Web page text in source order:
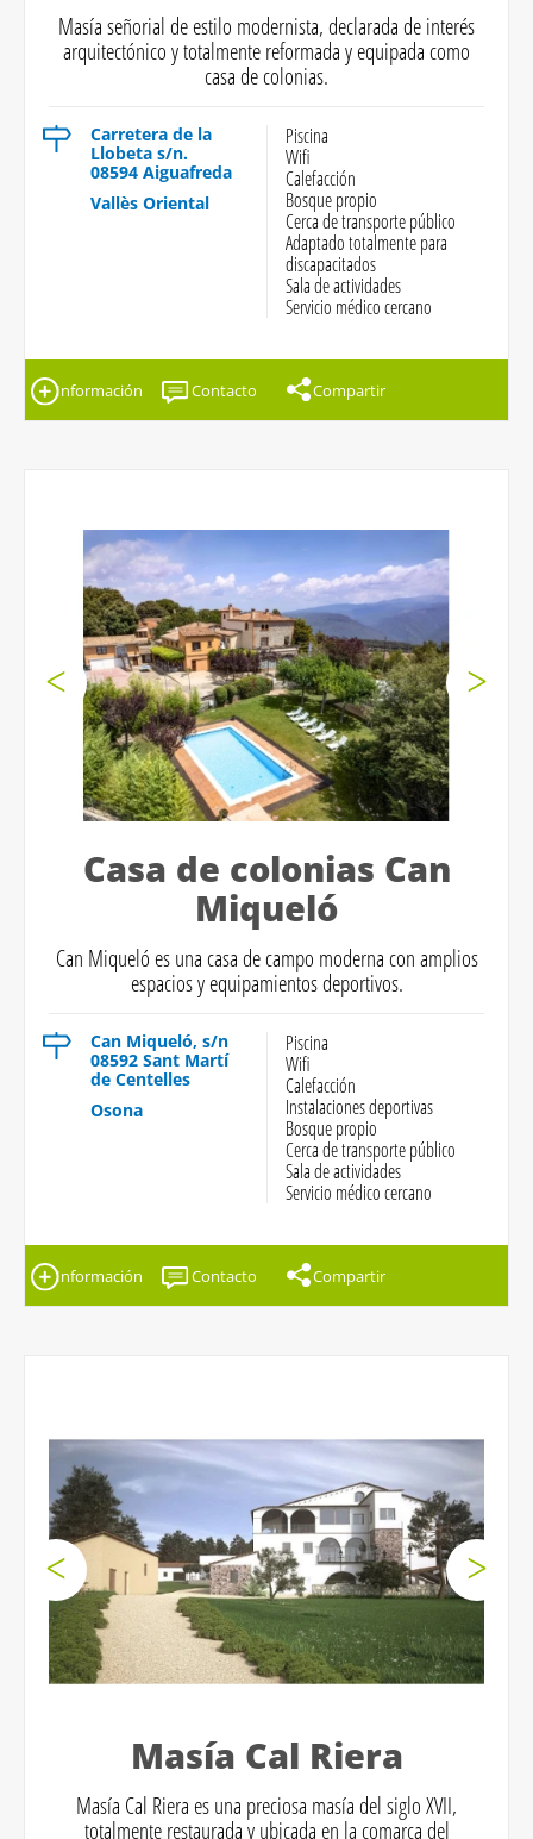
Masía señorial de estilo modernista, declarada de interés
arquitectónico y totalmente reformada y equipada como
casa de colonias.
Carretera de la
Llobeta s/n.
08594 Aiguafreda
Vallès Oriental
Piscina
Wifi
Calefacción
Bosque propio
Cerca de transporte público
Adaptado totalmente para
discapacitados
Sala de actividades
Servicio médico cercano
Información Contacto Compartir
Casa de colonias Can
Miqueló
Can Miqueló es una casa de campo moderna con amplios
espacios y equipamientos deportivos.
Can Miqueló, s/n
08592 Sant Martí
de Centelles
Osona
Piscina
Wifi
Calefacción
Instalaciones deportivas
Bosque propio
Cerca de transporte público
Sala de actividades
Servicio médico cercano
Información Contacto Compartir
Masía Cal Riera
Masía Cal Riera es una preciosa masía del siglo XVII,
totalmente restaurada y ubicada en la comarca del